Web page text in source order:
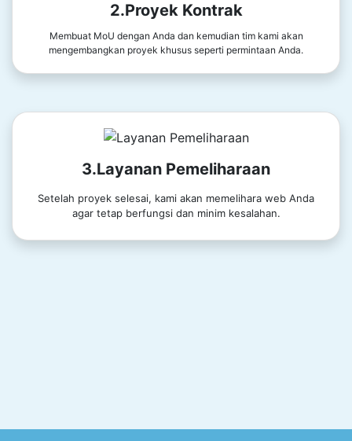
2.Proyek Kontrak
Membuat MoU dengan Anda dan kemudian tim kami akan
mengembangkan proyek khusus seperti permintaan Anda.
3.Layanan Pemeliharaan
Setelah proyek selesai, kami akan memelihara web Anda
agar tetap berfungsi dan minim kesalahan.